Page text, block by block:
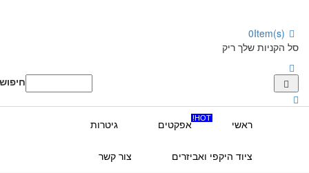
0Item(s)
סל הקניות שלך ריק
חיפוש:
ראשי אפקטים HOT! גיטרות
ציוד היקפי ואביזרים
צור קשר